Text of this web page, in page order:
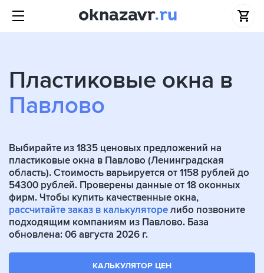
Пластиковые окна в
Павлово
Выбирайте из1835 ценовых предложений на
пластиковые окна в Павлово (Ленинградская
область). Стоимость варьируется от 1158 рублей до
54300 рублей. Проверены данные от18оконных
фирм. Чтобы купить качественные окна,
рассчитайте заказ в калькуляторелибо позвоните
подходящим компаниям из Павлово. База
обновлена: 06 августа 2026 г.
КАЛЬКУЛЯТОР ЦЕН